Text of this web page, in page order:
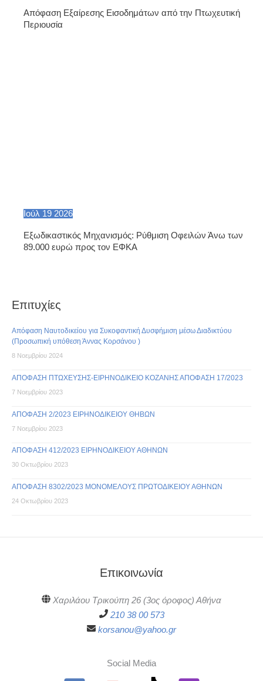
Απόφαση Εξαίρεσης Εισοδημάτων από την Πτωχευτική
Περιουσία
Ιούλ 19 2026
Εξωδικαστικός Μηχανισμός: Ρύθμιση Οφειλών Άνω των
89.000 ευρώ προς τον ΕΦΚΑ
Επιτυχίες
Απόφαση Ναυτοδικείου για Συκοφαντική Δυσφήμιση μέσω Διαδικτύου
(Προσωπική υπόθεση Άννας Κορσάνου )
8 Νοεμβρίου 2024
ΑΠΟΦΑΣΗ ΠΤΩΧΕΥΣΗΣ-ΕΙΡΗΝΟΔΙΚΕΙΟ ΚΟΖΑΝΗΣ ΑΠΟΦΑΣΗ 17/2023
7 Νοεμβρίου 2023
ΑΠΟΦΑΣΗ 2/2023 ΕΙΡΗΝΟΔΙΚΕΙΟΥ ΘΗΒΩΝ
7 Νοεμβρίου 2023
ΑΠΟΦΑΣΗ 412/2023 ΕΙΡΗΝΟΔΙΚΕΙΟΥ ΑΘΗΝΩΝ
30 Οκτωβρίου 2023
ΑΠΟΦΑΣΗ 8302/2023 ΜΟΝΟΜΕΛΟΥΣ ΠΡΩΤΟΔΙΚΕΙΟΥ ΑΘΗΝΩΝ
24 Οκτωβρίου 2023
Επικοινωνία
Χαριλάου Τρικούπη 26 (3ος όροφος) Αθήνα
210 38 00 573
korsanou@yahoo.gr
Social Media